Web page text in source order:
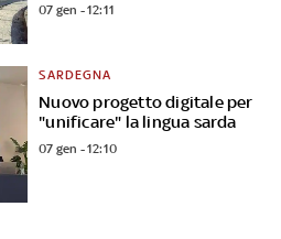
07 gen - 12:11
Nuovo progetto digitale per
"unificare" la lingua sarda
SARDEGNA
07 gen - 12:10